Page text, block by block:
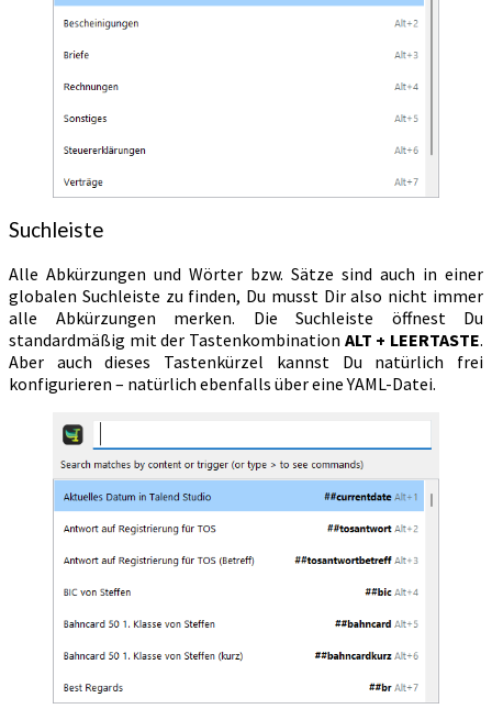
Suchleiste
Alle Abkürzungen und Wörter bzw. Sätze sind auch in einer
globalen Suchleiste zu finden, Du musst Dir also nicht immer
alle Abkürzungen merken. Die Suchleiste öffnest Du
standardmäßig mit der Tastenkombination ALT + LEERTASTE.
Aber auch dieses Tastenkürzel kannst Du natürlich frei
konfigurieren – natürlich ebenfalls über eine YAML-Datei.